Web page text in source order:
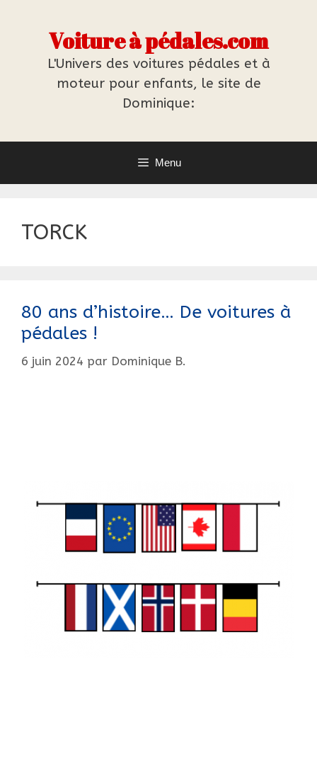
Voiture à pédales.com
L'Univers des voitures pédales et à
moteur pour enfants, le site de
Dominique:
Menu
TORCK
80 ans d’histoire… De voitures à
pédales !
6 juin 2024 par Dominique B.